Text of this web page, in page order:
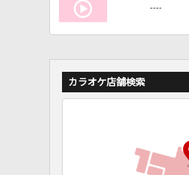
----
カラオケ店舗検索